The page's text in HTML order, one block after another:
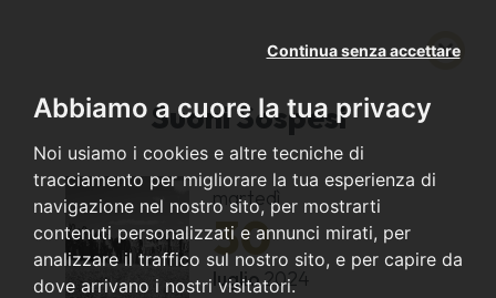
Abbiamo a cuore la tua privacy
Noi usiamo i cookies e altre tecniche di
tracciamento per migliorare la tua esperienza di
navigazione nel nostro sito, per mostrarti
contenuti personalizzati e annunci mirati, per
analizzare il traffico sul nostro sito, e per capire da
dove arrivano i nostri visitatori.
Continua senza accettare
Suoni Sospesi
martedì
30
luglio2024